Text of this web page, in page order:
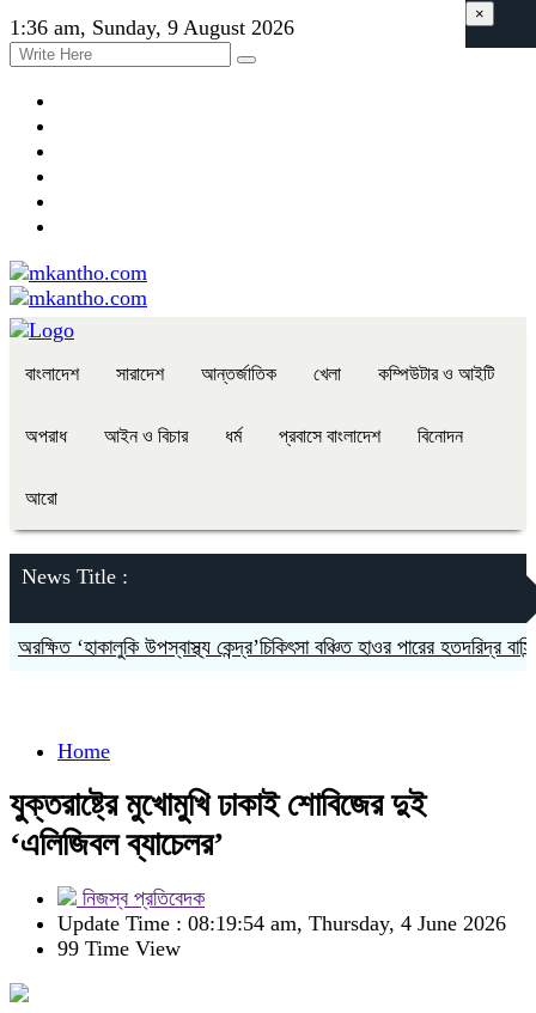
1:36 am, Sunday, 9 August 2026
বাংলাদেশ সারাদেশ আন্তর্জাতিক খেলা কম্পিউটার ও আইটি
অপরাধ আইন ও বিচার ধর্ম প্রবাসে বাংলাদেশ বিনোদন
আরো
News Title :
‘হাকালুকি উপস্বাস্থ্য কেন্দ্র’চিকিৎসা বঞ্চিত হাওর পারের হতদরিদ্র বাসিন্দারা
×
Home
যুক্তরাষ্ট্রে মুখোমুখি ঢাকাই শোবিজের দুই
‘এলিজিবল ব্যাচেলর’
নিজস্ব প্রতিবেদক
Update Time : 08:19:54 am, Thursday, 4 June 2026
99 Time View